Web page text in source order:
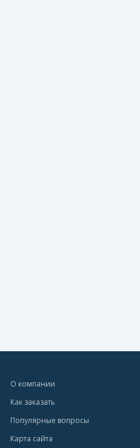
О компании
Как заказать
Популярные вопросы
Карта сайта